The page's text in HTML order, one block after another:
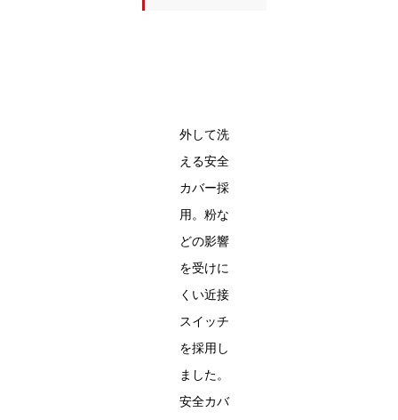
外して洗
える安全
カバー採
用。粉な
どの影響
を受けに
くい近接
スイッチ
を採用し
ました。
安全カバ